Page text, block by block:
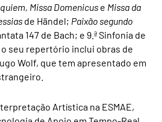
Missa Domenicus e Missa da
de Händel; Paixão segundo
147 de Bach; e 9.ª Sinfonia de
seu repertório inclui obras de
Wolf, que tem apresentado em
Artística na ESMAE,